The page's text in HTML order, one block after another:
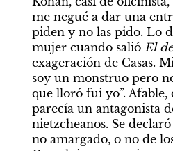
me negué a dar una
piden y no las pido. Lo
mujer cuando salió El
exageración de Casas.
soy un monstruo pero
que lloró fui yo”. Afable,
parecía un antagonista
nietzcheanos. Se
no amargado, o no de